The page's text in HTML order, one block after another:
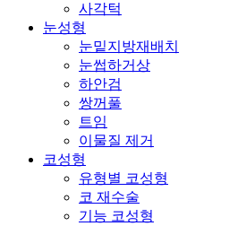
사각턱
눈성형
눈밑지방재배치
눈썹하거상
하안검
쌍꺼풀
트임
이물질 제거
코성형
유형별 코성형
코 재수술
기능 코성형